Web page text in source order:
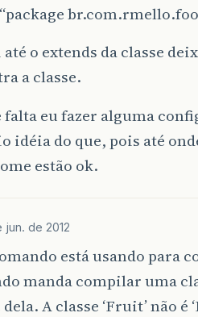
o extends da classe
a classe.
falta eu fazer alguma
idéia do que, pois até
estão ok.
jun. de 2012
está usando para
manda compilar uma
A classe ‘Fruit’ não